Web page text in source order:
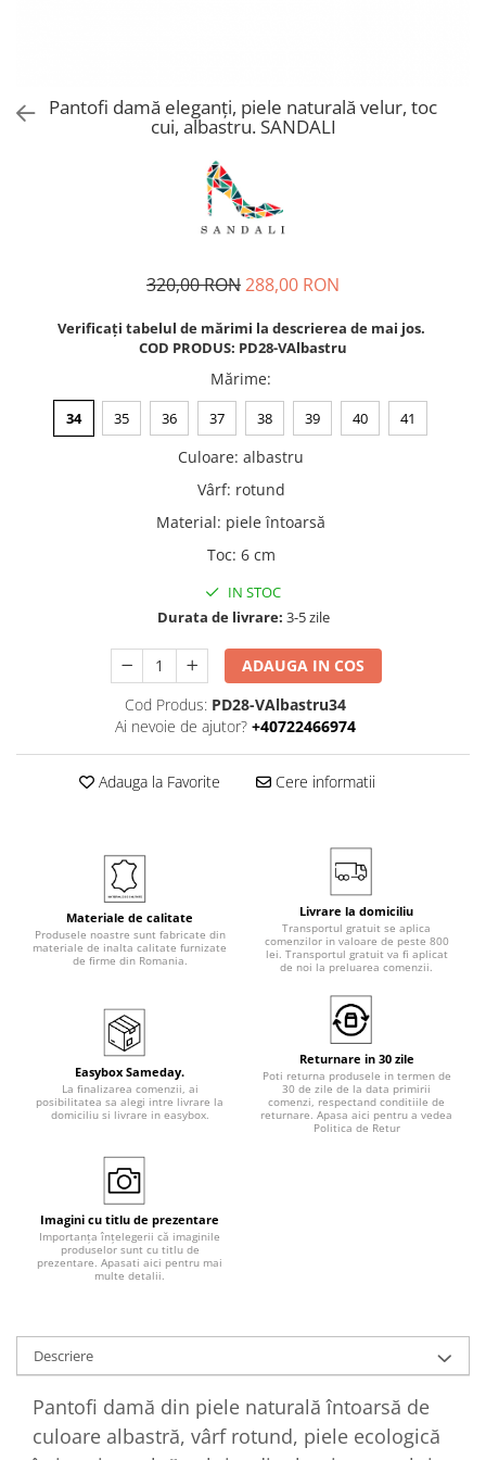
Pantofi damă eleganți, piele naturală velur, toc
cui, albastru. SANDALI
320,00 RON288,00 RON
Verificați tabelul de mărimi la descrierea de mai jos.
COD PRODUS: PD28-VAlbastru
Mărime:
34 35 36 37 38 39 40 41
Culoare: albastru
Vârf: rotund
Material: piele întoarsă
Toc: 6 cm
IN STOC
Durata de livrare: 3-5 zile
ADAUGA IN COS
Cod Produs: PD28-VAlbastru34
Ai nevoie de ajutor? +40722466974
Adauga la Favorite Cere informatii
Materiale de calitate
Produsele noastre sunt fabricate din
materiale de inalta calitate furnizate
de firme din Romania.
Livrare la domiciliu
Transportul gratuit se aplica
comenzilor in valoare de peste 800
lei. Transportul gratuit va fi aplicat
de noi la preluarea comenzii.
Easybox Sameday.
La finalizarea comenzii, ai
posibilitatea sa alegi intre livrare la
domiciliu si livrare in easybox.
Returnare in 30 zile
Poti returna produsele in termen de
30 de zile de la data primirii
comenzi, respectand conditiile de
returnare. Apasa aici pentru a vedea
Politica de Retur
Imagini cu titlu de prezentare
Importanța înțelegerii că imaginile
produselor sunt cu titlu de
prezentare. Apasati aici pentru mai
multe detalii.
Descriere
Pantofi damă din piele naturală întoarsă de
culoare albastră, vârf rotund, piele ecologică